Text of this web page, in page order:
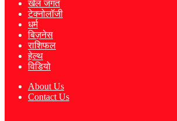
खेल जगत
टेक्नोलॉजी
धर्म
बिज़नेस
राशिफल
हेल्थ
विडियो
About Us
Contact Us